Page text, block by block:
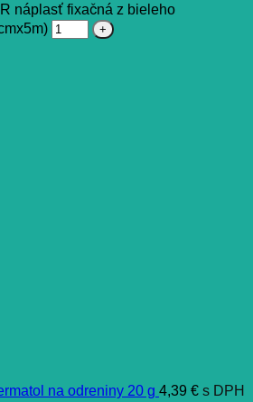
náplasť fixačná z bieleho
na odreniny 20 g 4,39 € s DPH